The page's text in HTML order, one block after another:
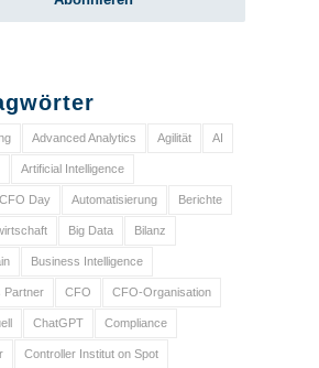
Advanced Analytics Agilität AI
Artificial Intelligence
Day Automatisierung Berichte
Big Data Bilanz
Business Intelligence
Partner CFO CFO-Organisation
ChatGPT Compliance
Controller Institut on Spot